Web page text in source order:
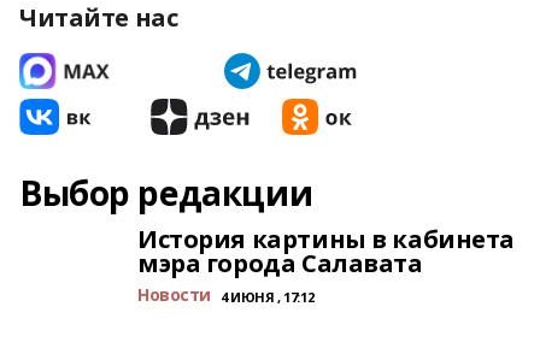
Читайте нас
Выбор редакции
История картины в кабинета
мэра города Салавата
Новости 4 ИЮНЯ , 17:12